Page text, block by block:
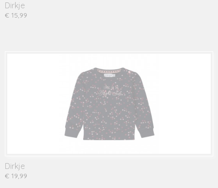
Dirkje
€ 15,99
Dirkje
€ 19,99